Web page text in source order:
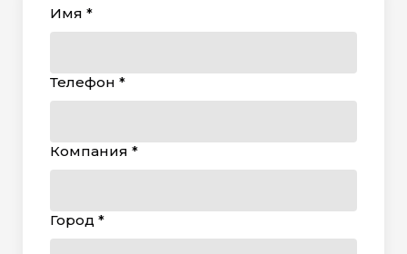
Имя *
Телефон *
Компания *
Город *